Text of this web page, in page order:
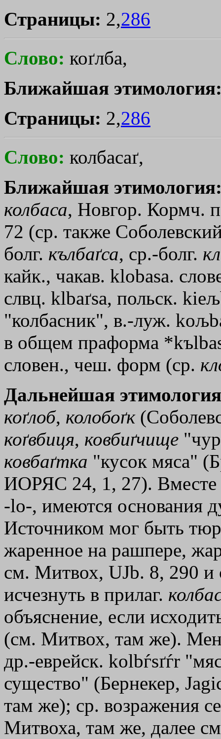
Страницы: 2,286
Слово: коґлба,
Ближайшая
Страницы: 2,286
Слово: колбасаґ,
Ближайшая
колбаса, Новгор. Кормч.
72 (ср. также
болг. кълбаґса, ср.-болг.
кайк., чакав. klobasa.
слвц. klbaґsa, польск.
"колбасник", в.-луж.
в общем праформа
словен., чеш. форм (ср.
Дальнейшая
коґлоб, колобоґк
коґвбиця, ковбиґчище
ковбаґтка "кусок мяса"
ИОРЯС 24, 1, 27). Вместе
-lо-, имеются основания
Источником мог быть
жаренное на рашпере,
см. Митвох, UJb. 8, 290 и
исчезнуть в прилаг.
объяснение, если
(см. Митвох, там же).
др.-еврейск. kolbѓsґѓr
существо" (Бернекер,
там же); ср. возражения
Митвоха, там же, далее